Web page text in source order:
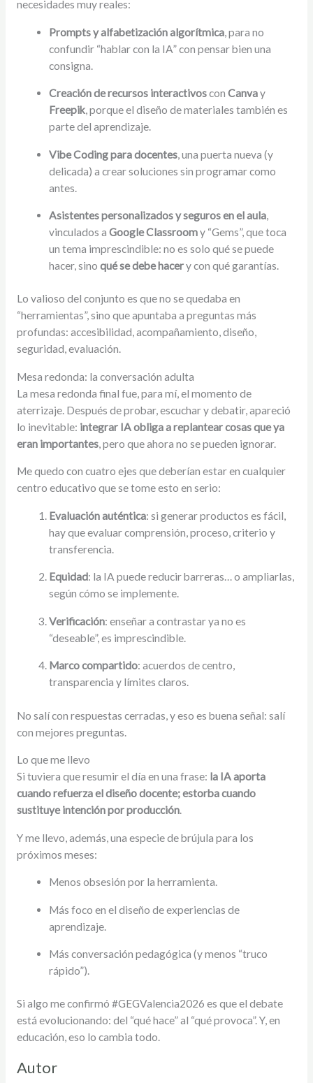
necesidades muy reales:
Prompts y alfabetización algorítmica , para no
confundir “hablar con la IA” con pensar bien una
consigna.
Creación de recursos interactivosconCanvay
Freepik, porque el diseño de materiales también es
parte del aprendizaje.
Vibe Coding para docentes , una puerta nueva (y
delicada) a crear soluciones sin programar como
antes.
Asistentes personalizados y seguros en el aula,
vinculados aGoogle Classroomy “Gems”, que toca
un tema imprescindible: no es solo qué se puede
hacer, sinoqué se debe hacery con qué garantías.
Lo valioso del conjunto es que no se quedaba en
“herramientas”, sino que apuntaba a preguntas más
profundas: accesibilidad, acompañamiento, diseño,
seguridad, evaluación.
Mesa redonda: la conversación adulta
La mesa redonda final fue, para mí, el momento de
aterrizaje. Después de probar, escuchar y debatir, apareció
lo inevitable: integrar IA obliga a replantear cosas que ya
eran importantes, pero que ahora no se pueden ignorar.
Me quedo con cuatro ejes que deberían estar en cualquier
centro educativo que se tome esto en serio:
Evaluación auténtica: si generar productos es fácil,
hay que evaluar comprensión, proceso, criterio y
transferencia.
Equidad: la IA puede reducir barreras… o ampliarlas,
según cómo se implemente.
Verificación: enseñar a contrastar ya no es
“deseable”, es imprescindible.
Marco compartido: acuerdos de centro,
transparencia y límites claros.
No salí con respuestas cerradas, y eso es buena señal: salí
con mejores preguntas.
Lo que me llevo
Si tuviera que resumir el día en una frase: la IA aporta
cuando refuerza el diseño docente; estorba cuando
sustituye intención por producción.
Y me llevo, además, una especie de brújula para los
próximos meses:
Menos obsesión por la herramienta.
Más foco en el diseño de experiencias de
aprendizaje.
Más conversación pedagógica (y menos “truco
rápido”).
Si algo me confirmó #GEGValencia2026 es que el debate
está evolucionando: del “qué hace” al “qué provoca”. Y, en
educación, eso lo cambia todo.
Autor